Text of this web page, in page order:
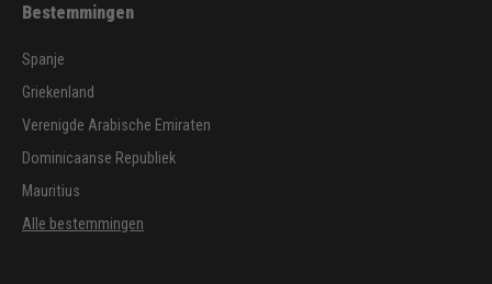
Bestemmingen
Spanje
Griekenland
Verenigde Arabische Emiraten
Dominicaanse Republiek
Mauritius
Alle bestemmingen